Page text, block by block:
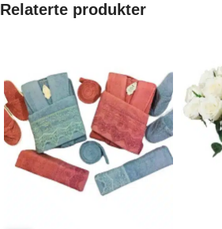
Relaterte produkter